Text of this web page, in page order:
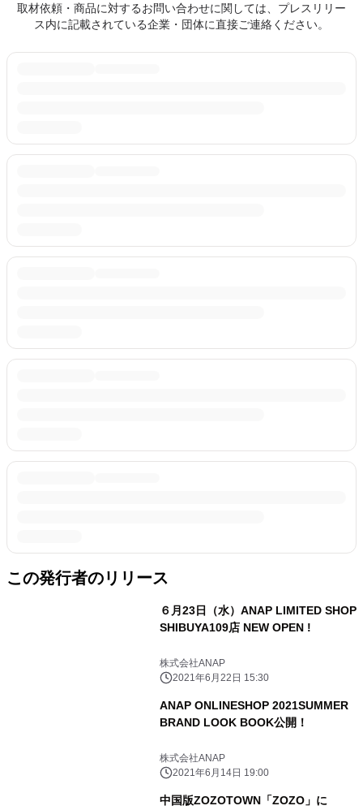
取材依頼・商品に対するお問い合わせに関しては、プレスリリー
ス内に記載されている企業・団体に直接ご連絡ください。
この発行者のリリース
６月23日（水）ANAP LIMITED SHOP
SHIBUYA109店 NEW OPEN !
株式会社ANAP
2021年6月22日 15:30
ANAP ONLINESHOP 2021SUMMER
BRAND LOOK BOOK公開！
株式会社ANAP
2021年6月14日 19:00
中国版ZOZOTOWN「ZOZO」に